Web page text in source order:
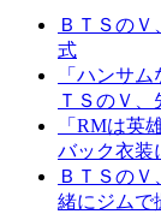
ＢＴＳの
式
「ハンサ
ＴＳのＶ
「RMは英
バック衣装
ＢＴＳの
緒にジムで